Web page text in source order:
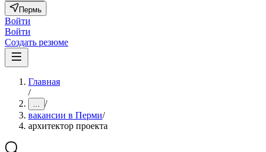
Пермь
Войти
Войти
Создать резюме
Главная
/
... /
вакансии в Перми/
архитектор проекта